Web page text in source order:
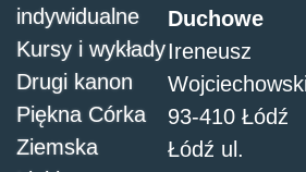
Duchowe
Ireneusz
Wojciechowski
93-410 Łódź
Łódź ul.
indywidualne
Kursy i wykłady
Drugi kanon
Piękna Córka
Ziemska